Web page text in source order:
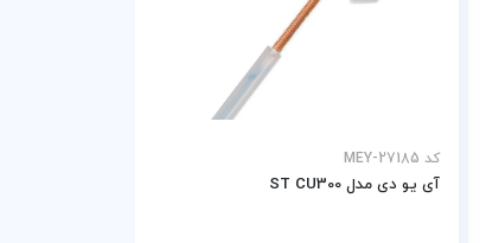
کد MEY-27185
آی یو دی مدل ST CU300